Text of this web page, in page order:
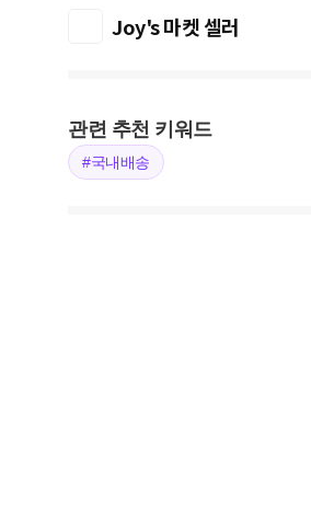
Joy's 마켓 셀러
관련 추천 키워드
#국내배송